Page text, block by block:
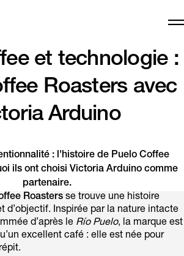
et technologie :
Roasters avec
Arduino
: l'histoire de Puelo Coffee
ils ont choisi Victoria Arduino comme
partenaire.
Roasters se trouve une histoire
d’objectif. Inspirée par la nature intacte
d’après le Río Puelo, la marque est
excellent café : elle est née pour